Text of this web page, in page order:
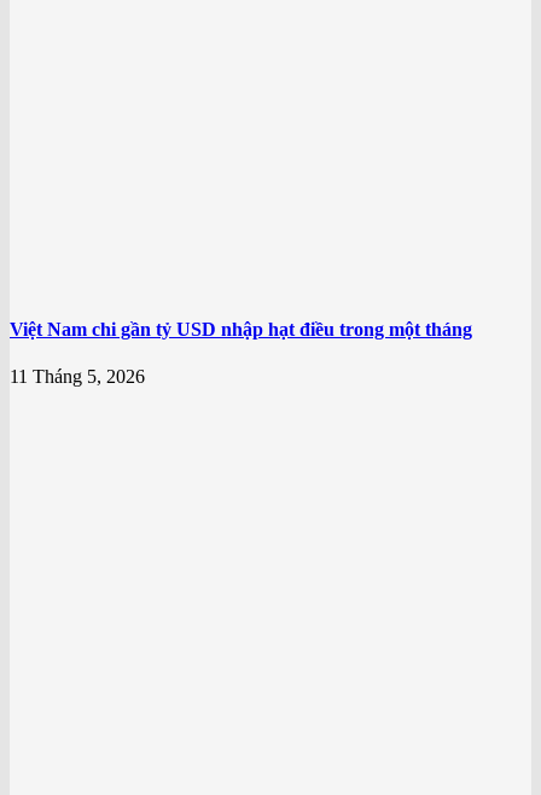
Việt Nam chi gần tỷ USD nhập hạt điều trong một tháng
11 Tháng 5, 2026